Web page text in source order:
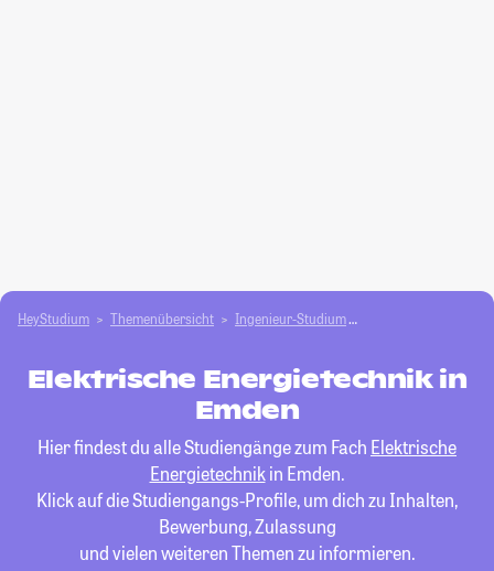
HeyStudium Themenübersicht Ingenieur-Studium
Elektrische Energietechnik in
Emden
Hier findest du alle Studiengänge zum Fach Elektrische
Energietechnikin Emden.
Klick auf die Studiengangs-Profile, um dich zu Inhalten,
Bewerbung, Zulassung
und vielen weiteren Themen zu informieren.